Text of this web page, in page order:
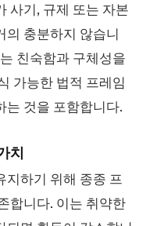
사기, 규제 또는 자본
의 충분하지 않습니
친숙함과 구체성을
가능한 법적 프레임
는 것을 포함합니다.
치
지하기 위해 종종 프
합니다. 이는 취약한